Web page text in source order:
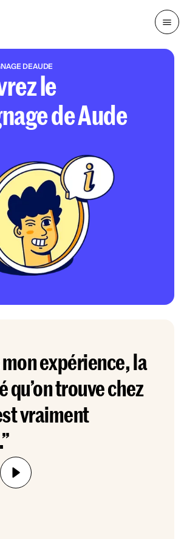
DEAUDE
le
de Aude
mon expérience, la
trouve chez
vraiment